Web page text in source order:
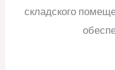
складского